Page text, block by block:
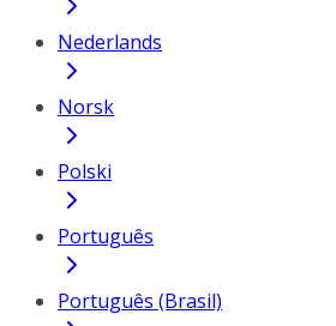
Nederlands
Norsk
Polski
Português
Português (Brasil)